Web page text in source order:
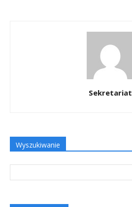
Sekretariat
Wyszukiwanie